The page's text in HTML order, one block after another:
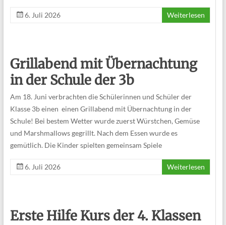
6. Juli 2026 Weiterlesen
Grillabend mit Übernachtung
in der Schule der 3b
Am 18. Juni verbrachten die Schülerinnen und Schüler der
Klasse 3b einen einen Grillabend mit Übernachtung in der
Schule! Bei bestem Wetter wurde zuerst Würstchen, Gemüse
und Marshmallows gegrillt. Nach dem Essen wurde es
gemütlich. Die Kinder spielten gemeinsam Spiele
6. Juli 2026 Weiterlesen
Erste Hilfe Kurs der 4. Klassen